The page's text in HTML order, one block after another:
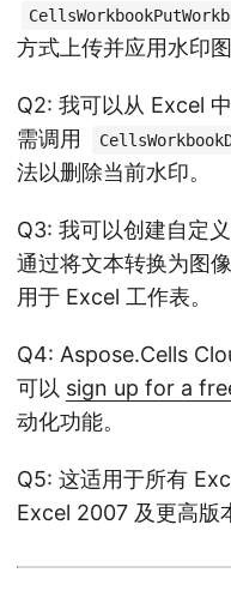
方式上传并应用水印图
Q2: 我可以从 Excel
需调用
法以删除当前水印。
Q3: 我可以创建自定
通过将文本转换为图
用于 Excel 工作表。
Q4: Aspose.Cells
可以 sign up for a
动化功能。
Q5: 这适用于所有
Excel 2007 及更高版